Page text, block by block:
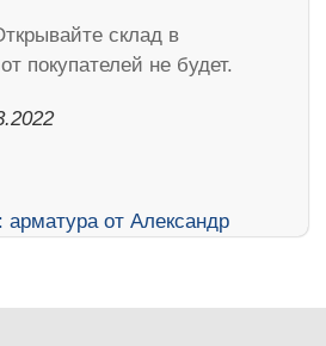
склад в
покупателей не будет.